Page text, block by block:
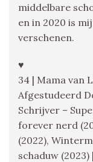
middelbare
en in 2020 is
verschenen.
♥
34 | Mama van
Afgestudeerd
Schrijver –
forever nerd
(2022),
schaduw